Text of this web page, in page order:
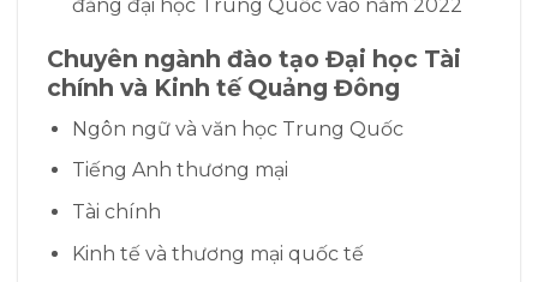
đẳng đại học Trung Quốc vào năm 2022
Chuyên ngành đào tạo Đại học Tài
chính và Kinh tế Quảng Đông
Ngôn ngữ và văn học Trung Quốc
Tiếng Anh thương mại
Tài chính
Kinh tế và thương mại quốc tế